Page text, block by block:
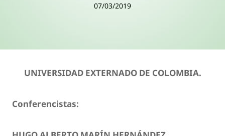
07/03/2019
UNIVERSIDAD EXTERNADO DE COLOMBIA.
Conferencistas: